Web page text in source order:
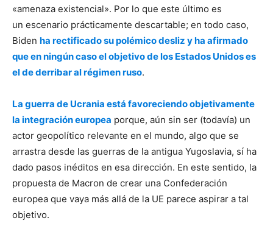
«amenaza existencial». Por lo que este último es
un escenario prácticamente descartable; en todo caso,
Biden ha rectificado su polémico desliz y ha afirmado
que en ningún caso el objetivo de los Estados Unidos es
el de derribar al régimen ruso.
La guerra de Ucrania está favoreciendo objetivamente
la integración europea porque, aún sin ser (todavía) un
actor geopolítico relevante en el mundo, algo que se
arrastra desde las guerras de la antigua Yugoslavia, sí ha
dado pasos inéditos en esa dirección. En este sentido, la
propuesta de Macron de crear una Confederación
europea que vaya más allá de la UE parece aspirar a tal
objetivo.